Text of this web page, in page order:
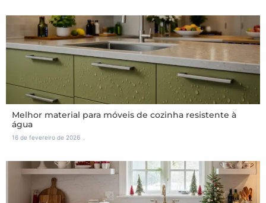
Melhor material para móveis de cozinha resistente à
água
16 de fevereiro de 2026